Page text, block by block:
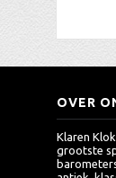
OVER
Klaren
grootste